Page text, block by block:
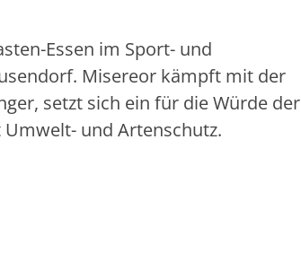
Essen im Sport- und
Misereor kämpft mit der
setzt sich ein für die Würde der
und Artenschutz.